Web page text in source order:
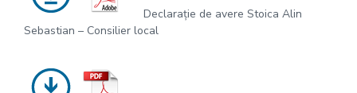
Declarație de avere Stoica Alin
Sebastian – Consilier local